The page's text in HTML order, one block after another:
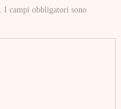
I campi obbligatori sono